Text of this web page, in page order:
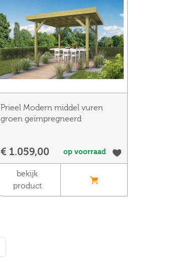
Prieel Modern middel vuren
groen geïmpregneerd
€ 1.059,00 op voorraad
bekijk
product